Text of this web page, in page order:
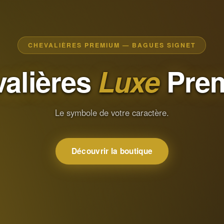
CHEVALIÈRES PREMIUM — BAGUES SIGNET
Luxe
Le symbole de votre caractère.
Découvrir la boutique